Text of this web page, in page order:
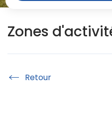
Zones
Accueil